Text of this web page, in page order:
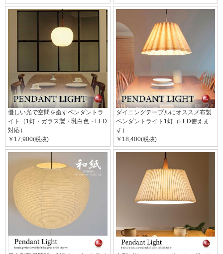
優しい光で空間を癒すペンダントラ
イト（1灯・ガラス製・乳白色・LED
対応）
￥17,900(税抜)
ダイニングテーブルにオススメ布製
ペンダントライト1灯（LED使えま
す）
￥18,400(税抜)